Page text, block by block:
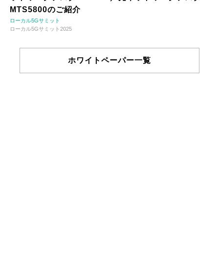
MTS5800のご紹介
ローカル5Gサミット
ローカル5Gサミット2025
ホワイトペーパー一覧